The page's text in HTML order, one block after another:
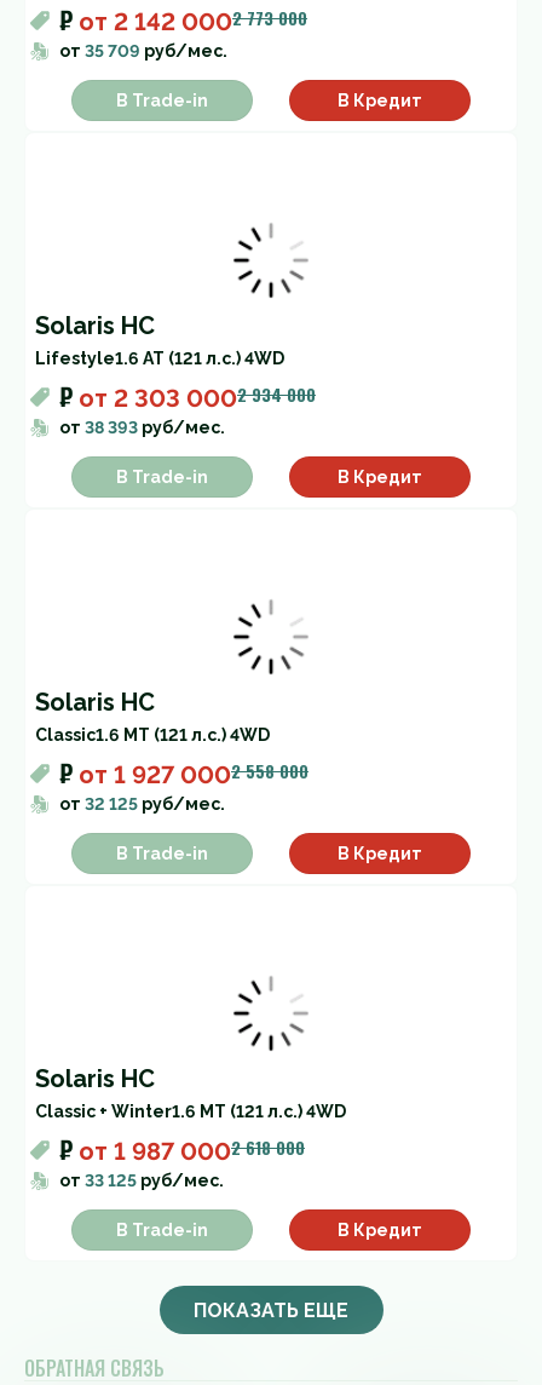
₽ от 2 142 0002 773 000
от 35 709 руб/мес.
В Trade-in В Кредит
Solaris HC
Lifestyle1.6 AT (121 л.с.) 4WD
₽ от 2 303 0002 934 000
от 38 393 руб/мес.
В Trade-in В Кредит
Solaris HC
Classic1.6 MT (121 л.с.) 4WD
₽ от 1 927 0002 558 000
от 32 125 руб/мес.
В Trade-in В Кредит
Solaris HC
Classic + Winter1.6 MT (121 л.с.) 4WD
₽ от 1 987 0002 618 000
от 33 125 руб/мес.
В Trade-in В Кредит
ПОКАЗАТЬ ЕЩЕ
ОБРАТНАЯ СВЯЗЬ